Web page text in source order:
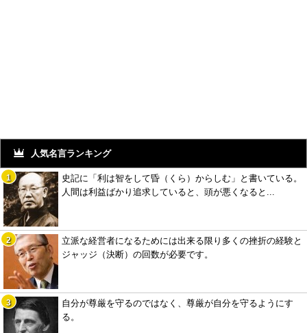
人気名言ランキング
史記に「利は智をして昏（くら）からしむ」と書いている。
人間は利益ばかり追求していると、頭が悪くなると...
立派な経営者になるためには出来る限り多くの挫折の経験と
ジャッジ（決断）の回数が必要です。
自分が尊厳を守るのではなく、尊厳が自分を守るようにす
る。